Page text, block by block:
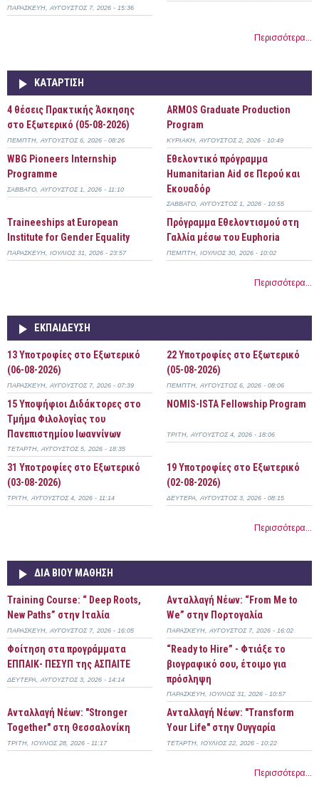
ΠΑΡΑΣΚΕΥΉ, ΑΎΓΟΥΣΤΟΣ 7, 2026 - 15:36
Περισσότερα...
ΚΑΤΆΡΤΙΣΗ
4 θέσεις Πρακτικής Άσκησης
στο Εξωτερικό (05-08-2026)
ΠΈΜΠΤΗ, ΑΎΓΟΥΣΤΟΣ 6, 2026 - 08:26
ARMOS Graduate Production
Program
ΚΥΡΙΑΚΉ, ΑΎΓΟΥΣΤΟΣ 2, 2026 - 10:49
WBG Pioneers Internship
Programme
ΣΆΒΒΑΤΟ, ΑΎΓΟΥΣΤΟΣ 1, 2026 - 11:10
Εθελοντικό πρόγραμμα
Humanitarian Aid σε Περού και
Εκουαδόρ
ΣΆΒΒΑΤΟ, ΑΎΓΟΥΣΤΟΣ 1, 2026 - 10:55
Τraineeships at European
Institute for Gender Equality
ΠΑΡΑΣΚΕΥΉ, ΙΟΎΛΙΟΣ 31, 2026 - 23:57
Πρόγραμμα Εθελοντισμού στη
Γαλλία μέσω του Euphoria
ΠΈΜΠΤΗ, ΙΟΎΛΙΟΣ 30, 2026 - 10:02
Περισσότερα...
ΕΚΠΑΊΔΕΥΣΗ
13 Υποτροφίες στο Εξωτερικό
(06-08-2026)
ΠΑΡΑΣΚΕΥΉ, ΑΎΓΟΥΣΤΟΣ 7, 2026 - 07:39
22 Υποτροφίες στο Εξωτερικό
(05-08-2026)
ΠΈΜΠΤΗ, ΑΎΓΟΥΣΤΟΣ 6, 2026 - 08:06
15 Υποψήφιοι Διδάκτορες στο
Τμήμα Φιλολογίας του
Πανεπιστημίου Ιωαννίνων
ΤΕΤΆΡΤΗ, ΑΎΓΟΥΣΤΟΣ 5, 2026 - 18:35
NOMIS-ISTA Fellowship Program
ΤΡΊΤΗ, ΑΎΓΟΥΣΤΟΣ 4, 2026 - 18:06
31 Υποτροφίες στο Εξωτερικό
(03-08-2026)
ΤΡΊΤΗ, ΑΎΓΟΥΣΤΟΣ 4, 2026 - 11:14
19 Υποτροφίες στο Εξωτερικό
(02-08-2026)
ΔΕΥΤΈΡΑ, ΑΎΓΟΥΣΤΟΣ 3, 2026 - 08:15
Περισσότερα...
ΔΙΆ ΒΊΟΥ ΜΆΘΗΣΗ
Training Course: “ Deep Roots,
New Paths” στην Ιταλία
ΠΑΡΑΣΚΕΥΉ, ΑΎΓΟΥΣΤΟΣ 7, 2026 - 16:05
Ανταλλαγή Νέων: “From Me to
We” στην Πορτογαλία
ΠΑΡΑΣΚΕΥΉ, ΑΎΓΟΥΣΤΟΣ 7, 2026 - 16:02
Φοίτηση στα προγράμματα
ΕΠΠΑΙΚ- ΠΕΣΥΠ της ΑΣΠΑΙΤΕ
ΔΕΥΤΈΡΑ, ΑΎΓΟΥΣΤΟΣ 3, 2026 - 14:14
“Ready to Hire” - Φτιάξε το
βιογραφικό σου, έτοιμο για
πρόσληψη
ΠΑΡΑΣΚΕΥΉ, ΙΟΎΛΙΟΣ 31, 2026 - 10:57
Ανταλλαγή Νέων: "Stronger
Together" στη Θεσσαλονίκη
ΤΡΊΤΗ, ΙΟΎΛΙΟΣ 28, 2026 - 11:17
Ανταλλαγή Νέων: "Transform
Your Life" στην Ουγγαρία
ΤΕΤΆΡΤΗ, ΙΟΎΛΙΟΣ 22, 2026 - 10:22
Περισσότερα...